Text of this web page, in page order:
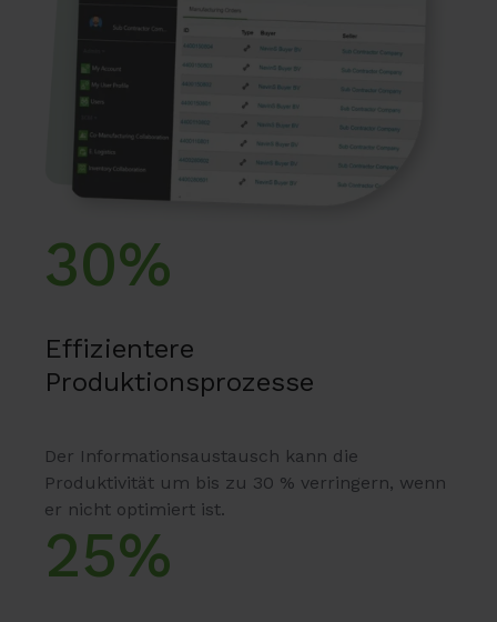
30%
Effizientere
Produktionsprozesse
Der Informationsaustausch kann die
Produktivität um bis zu 30 % verringern, wenn
er nicht optimiert ist.
25%